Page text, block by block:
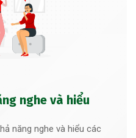
nghe và hiểu
năng nghe và hiểu các